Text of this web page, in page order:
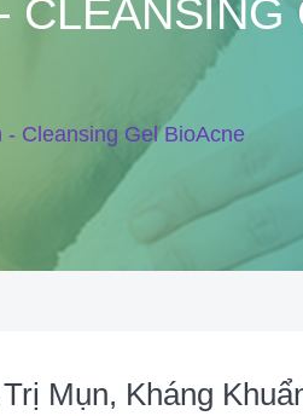
CLEANSING
Cleansing Gel BioAcne
Mụn, Kháng